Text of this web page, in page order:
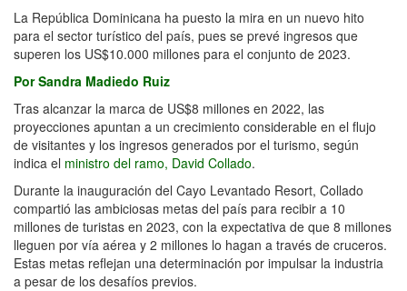
La República Dominicana ha puesto la mira en un nuevo hito
para el sector turístico del país, pues se prevé ingresos que
superen los US$10.000 millones para el conjunto de 2023.
Por Sandra Madiedo Ruiz
Tras alcanzar la marca de US$8 millones en 2022, las
proyecciones apuntan a un crecimiento considerable en el flujo
de visitantes y los ingresos generados por el turismo, según
indica el ministro del ramo, David Collado.
Durante la inauguración del Cayo Levantado Resort, Collado
compartió las ambiciosas metas del país para recibir a 10
millones de turistas en 2023, con la expectativa de que 8 millones
lleguen por vía aérea y 2 millones lo hagan a través de cruceros.
Estas metas reflejan una determinación por impulsar la industria
a pesar de los desafíos previos.